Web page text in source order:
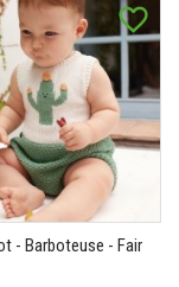
favorite_border
- Barboteuse - Fair